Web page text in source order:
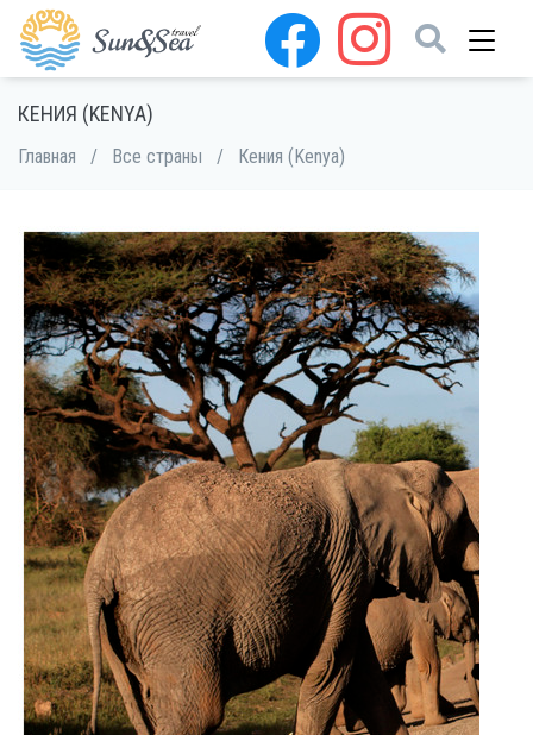
КЕНИЯ (KENYA)
Главная / Все страны / Кения (Kenya)